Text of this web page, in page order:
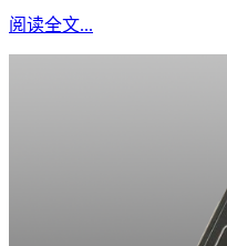
阅读全文...